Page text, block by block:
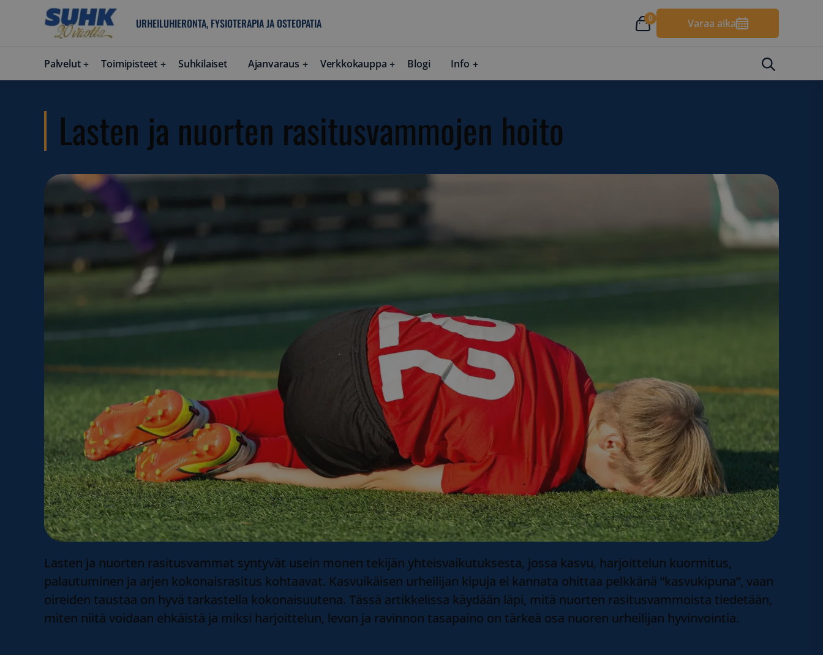
URHEILUHIERONTA, FYSIOTERAPIA JA OSTEOPATIA 0 Varaa aika
Palvelut Toimipisteet Suhkilaiset Ajanvaraus Verkkokauppa Blogi Info
Lasten ja nuorten rasitusvammojen hoito
Lasten ja nuorten rasitusvammat syntyvät usein monen tekijän yhteisvaikutuksesta, jossa kasvu, harjoittelun kuormitus,
palautuminen ja arjen kokonaisrasitus kohtaavat. Kasvuikäisen urheilijan kipuja ei kannata ohittaa pelkkänä “kasvukipuna”, vaan
oireiden taustaa on hyvä tarkastella kokonaisuutena. Tässä artikkelissa käydään läpi, mitä nuorten rasitusvammoista tiedetään,
miten niitä voidaan ehkäistä ja miksi harjoittelun, levon ja ravinnon tasapaino on tärkeä osa nuoren urheilijan hyvinvointia.